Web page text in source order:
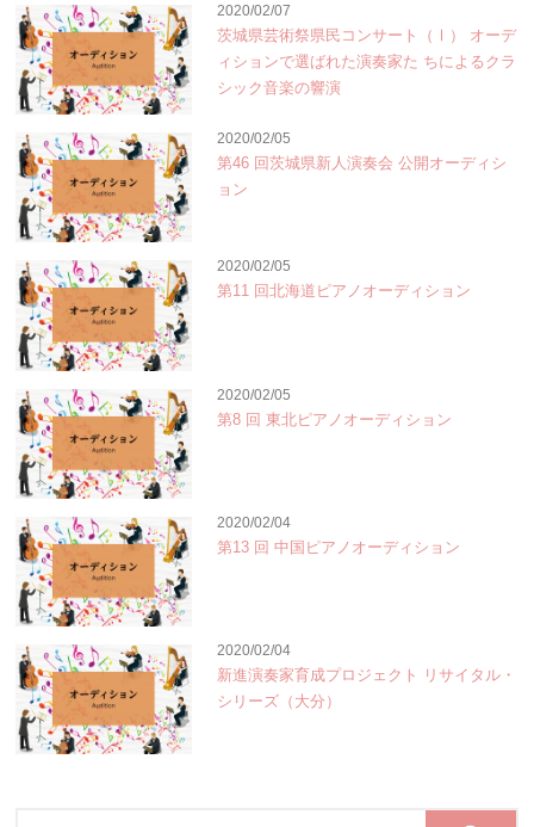
2020/02/07
茨城県芸術祭県民コンサート（Ⅰ） オーデ
ィションで選ばれた演奏家た ちによるクラ
シック音楽の響演
2020/02/05
第46 回茨城県新人演奏会 公開オーディシ
ョン
2020/02/05
第11 回北海道ピアノオーディション
2020/02/05
第8 回 東北ピアノオーディション
2020/02/04
第13 回 中国ピアノオーディション
2020/02/04
新進演奏家育成プロジェクト リサイタル・
シリーズ（大分）